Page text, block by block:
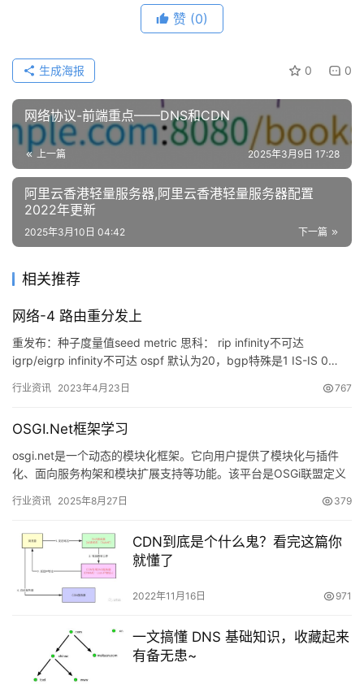
公
告
问
答
社
区
优
盾
动
态
登录 注册
赞 (0)
0 0
生成海报
网络协议-前端重点——DNS和CDN
上一篇 2025年3月9日 17:28
阿里云香港轻量服务器,阿里云香港轻量服务器配置
2022年更新
下一篇
2025年3月10日 04:42
相关推荐
网络-4 路由重分发上
重发布：种子度量值seed metric 思科： rip infinity不可达
igrp/eigrp infinity不可达 ospf 默认为20，bgp特殊是1 IS-IS 0…
行业资讯 2023年4月23日 767
OSGI.Net框架学习
osgi.net是一个动态的模块化框架。它向用户提供了模块化与插件
化、面向服务构架和模块扩展支持等功能。该平台是OSGi联盟定义
行业资讯 2025年8月27日 379
CDN到底是个什么鬼？看完这篇你
就懂了
2022年11月16日 971
一文搞懂 DNS 基础知识，收藏起来
有备无患~